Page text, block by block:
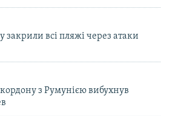
закрили всі пляжі через атаки
кордону з Румунією вибухнув